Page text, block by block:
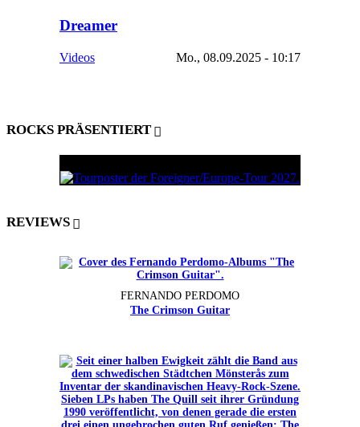
Dreamer
Videos Mo., 08.09.2025 - 10:17
ROCKS PRÄSENTIERT
REVIEWS
FERNANDO PERDOMO
The Crimson Guitar